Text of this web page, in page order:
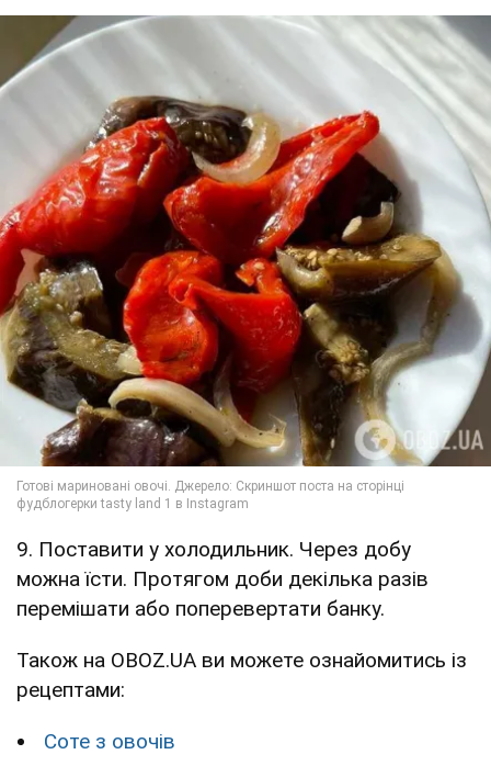
9. Поставити у холодильник. Через добу
можна їсти. Протягом доби декілька разів
перемішати або поперевертати банку.
Також на OBOZ.UA ви можете ознайомитись із
рецептами:
Соте з овочів